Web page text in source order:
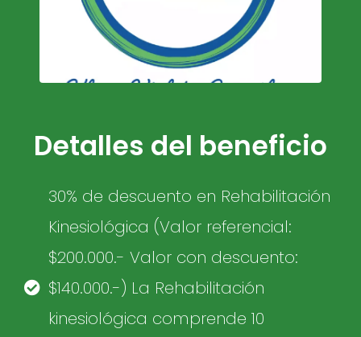
Detalles del beneficio
30% de descuento en Rehabilitación
Kinesiológica (Valor referencial:
$200.000.- Valor con descuento:
$140.000.-) La Rehabilitación
kinesiológica comprende 10